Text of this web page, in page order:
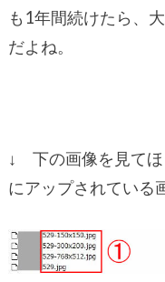
も1年間続けたら、
だよね。
↓ 下の画像を見てほ
にアップされている